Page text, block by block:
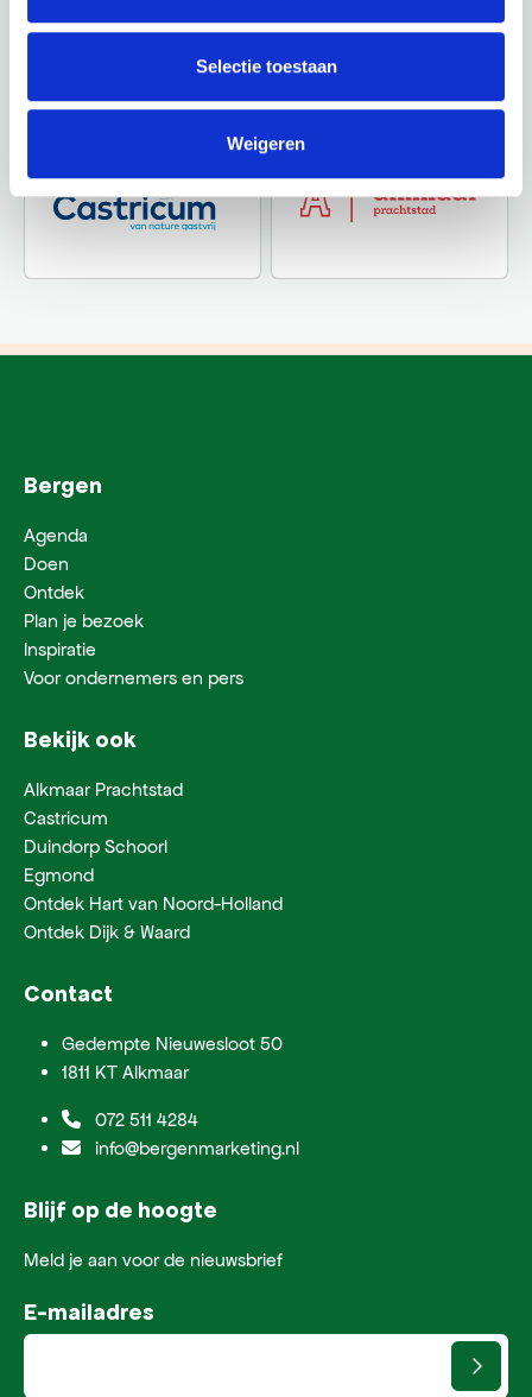
Selectie toestaan
Weigeren
Bergen
Agenda
Doen
Ontdek
Plan je bezoek
Inspiratie
Voor ondernemers en pers
Bekijk ook
Alkmaar Prachtstad
Castricum
Duindorp Schoorl
Egmond
Ontdek Hart van Noord-Holland
Ontdek Dijk & Waard
Contact
Gedempte Nieuwesloot 50
1811 KT Alkmaar
072 511 4284
info@bergenmarketing.nl
Blijf op de hoogte
Meld je aan voor de nieuwsbrief
E-mailadres